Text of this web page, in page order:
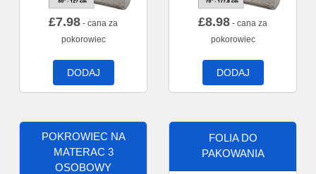
£7.98 - cana za
pokorowiec
DODAJ
£8.98 - cana za
pokorowiec
DODAJ
POKROWIEC NA
MATERAC 3
OSOBOWY
FOLIA DO
PAKOWANIA